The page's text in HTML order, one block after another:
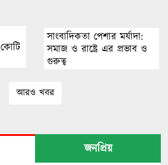
সাংবাদিকতা পেশার মর্যাদা:
সমাজ ও রাষ্ট্রে এর প্রভাব ও
গুরুত্ব
আরও খবর
জনপ্রিয়